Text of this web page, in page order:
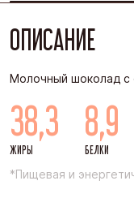
ОПИСАНИЕ
Молочный шоколад
38,3
ЖИРЫ
8,9
БЕЛКИ
*Пищевая и